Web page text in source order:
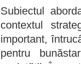
Subiectul
contextul
important,
pentru